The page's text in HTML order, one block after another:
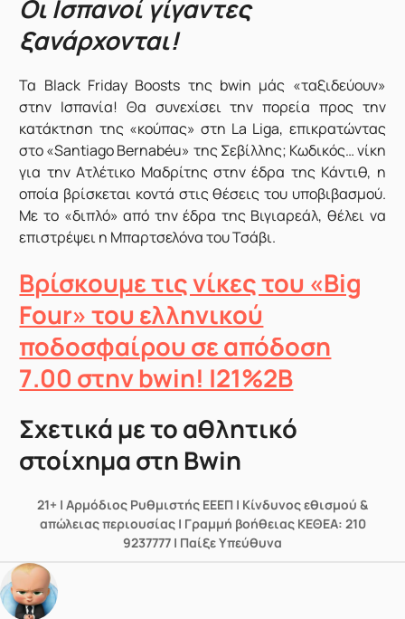
Οι Ισπανοί γίγαντες
ξανάρχονται!
Τα Black Friday Boosts της bwin μάς «ταξιδεύουν»
στην Ισπανία! Θα συνεχίσει την πορεία προς την
κατάκτηση της «κούπας» στη La Liga, επικρατώντας
στο «Santiago Bernabéu» της Σεβίλλης; Κωδικός… νίκη
για την Ατλέτικο Μαδρίτης στην έδρα της Κάντιθ, η
οποία βρίσκεται κοντά στις θέσεις του υποβιβασμού.
Με το «διπλό» από την έδρα της Βιγιαρεάλ, θέλει να
επιστρέψει η Μπαρτσελόνα του Τσάβι.
Βρίσκουμε τις νίκες του «Big
Four» του ελληνικού
ποδοσφαίρου σε απόδοση
7.00 στην bwin! |21%2B
Σχετικά με το αθλητικό
στοίχημα στη Bwin
21+ | Αρμόδιος Ρυθμιστής ΕΕΕΠ | Κίνδυνος εθισμού &
απώλειας περιουσίας | Γραμμή βοήθειας ΚΕΘΕΑ: 210
9237777 | Παίξε Υπεύθυνα